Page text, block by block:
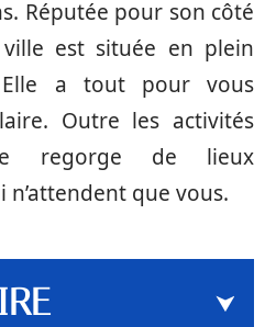
Réputée pour son côté
est située en plein
a tout pour vous
Outre les activités
regorge de lieux
que vous.